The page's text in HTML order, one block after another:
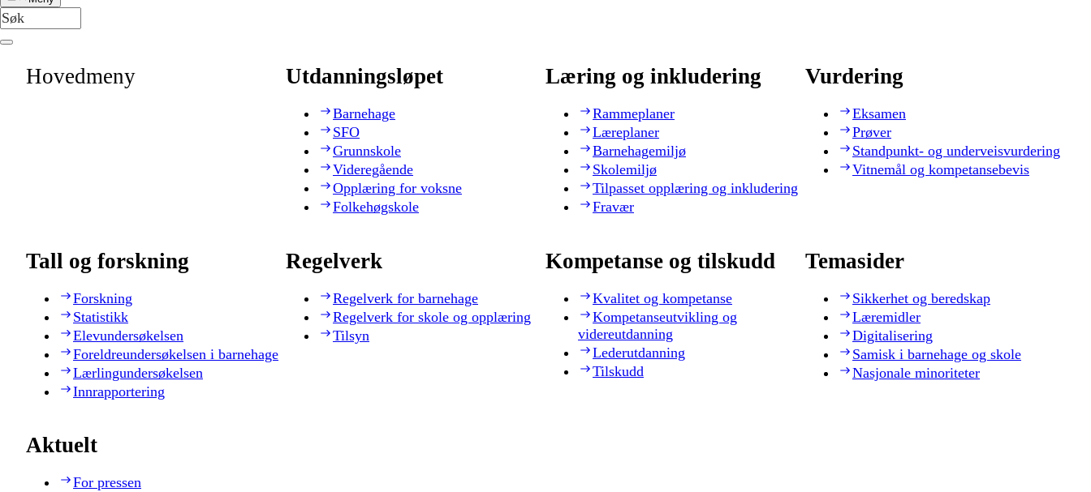
Hovedmeny Utdanningsløpet
Barnehage
SFO
Grunnskole
Videregående
Opplæring for voksne
Folkehøgskole
Læring og inkludering
Rammeplaner
Læreplaner
Barnehagemiljø
Skolemiljø
Tilpasset opplæring og inkludering
Fravær
Vurdering
Eksamen
Prøver
Standpunkt- og underveisvurdering
Vitnemål og kompetansebevis
Tall og forskning
Forskning
Statistikk
Elevundersøkelsen
Foreldreundersøkelsen i barnehage
Lærlingundersøkelsen
Innrapportering
Regelverk
Regelverk for barnehage
Regelverk for skole og opplæring
Tilsyn
Kompetanse og tilskudd
Kvalitet og kompetanse
Kompetanseutvikling og
videreutdanning
Lederutdanning
Tilskudd
Temasider
Sikkerhet og beredskap
Læremidler
Digitalisering
Samisk i barnehage og skole
Nasjonale minoriteter
Aktuelt
For pressen